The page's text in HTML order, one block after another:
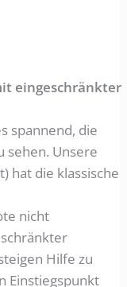
eingeschränkter
spannend, die
sehen. Unsere
hat die klassische
nicht
Hilfe zu
Einstiegspunkt